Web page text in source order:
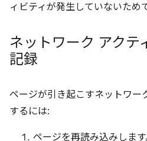
ィビティが発生していないためで
ネットワーク アクテ
記録
ページが引き起こすネットワー
するには:
ページを再読み込みしま